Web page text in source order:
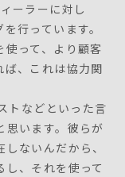
ーラーに対し
行っています。
って、より顧客
ば、これは協力関
トなどといった言
思います。彼らが
ないんだから、
し、それを使って